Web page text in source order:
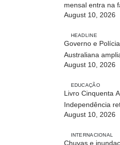
mensal entra na
ensaios clínicos
August 10, 2026
HEADLINE
Governo e
Australiana
exploração infantil
August 10, 2026
EDUCAÇÃO
Livro Cinquenta
Independência
Timor-Leste
August 10, 2026
INTERNACIONAL
Chuvas e